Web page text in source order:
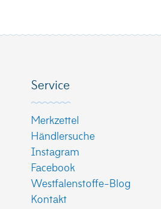
Service
Merkzettel
Händlersuche
Instagram
Facebook
Westfalenstoffe-Blog
Kontakt